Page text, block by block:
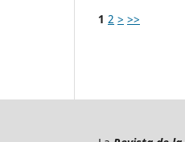
1 2 > >>